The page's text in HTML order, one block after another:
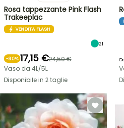
Rosa tappezzante Pink Flash
Trakeeplac
VENDITA FLASH
21
-30% 17,15 €24,50 €
Vaso da 4L/5L
Disponibile in 2 taglie